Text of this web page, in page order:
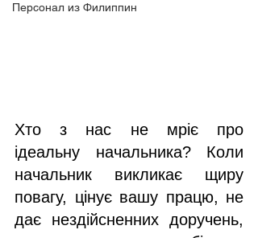
Персонал из Филиппин
Хто з нас не мріє про
ідеальну начальника? Коли
начальник викликає щиру
повагу, цінує вашу працю, не
дає нездійсненних доручень,